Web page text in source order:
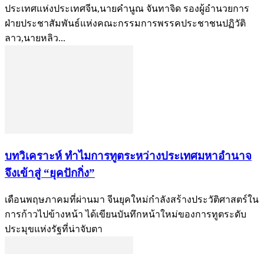
ประเทศแห่งประเทศจีน,นายคำนูณ จันทาจิด รองผู้อำนวยการ
ฝ่ายประชาสัมพันธ์แห่งคณะกรรมการพรรคประชาชนปฏิวัติ
ลาว,นายหลิว...
บทวิเคราะห์ ทำไมการทูตระหว่างประเทศมหาอำนาจ
จึงเข้าสู่ “ยุคปักกิ่ง”
เดือนพฤษภาคมที่ผ่านมา จีนยุคใหม่กำลังสร้างประวัติศาสตร์ใน
การก้าวไปข้างหน้า ได้เขียนบันทึกหน้าใหม่ของการทูตระดับ
ประมุขแห่งรัฐที่น่าจับตา